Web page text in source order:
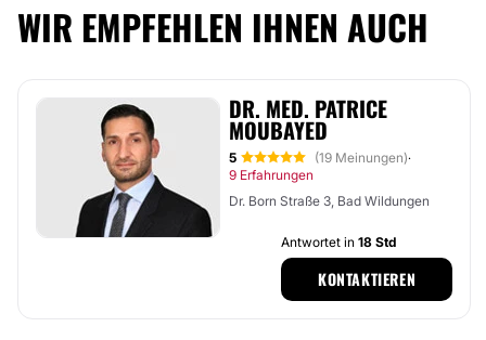
WIR EMPFEHLEN IHNEN AUCH
DR. MED. PATRICE
MOUBAYED
5 (19 Meinungen)·
9 Erfahrungen
Dr. Born Straße 3, Bad Wildungen
Antwortet in 18 Std
KONTAKTIEREN